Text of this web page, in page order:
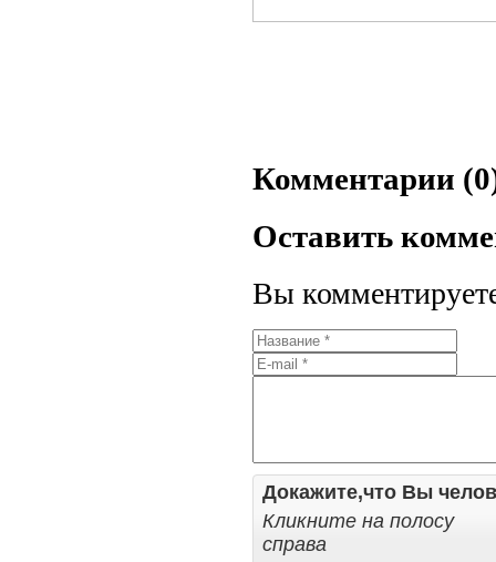
Комментарии
Оставить
Вы
Докажите,что Вы
Кликните на полосу
справа